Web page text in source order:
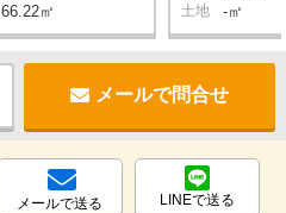
66.22㎡ 土地 -㎡
メールで問合せ
メールで送る LINEで送る